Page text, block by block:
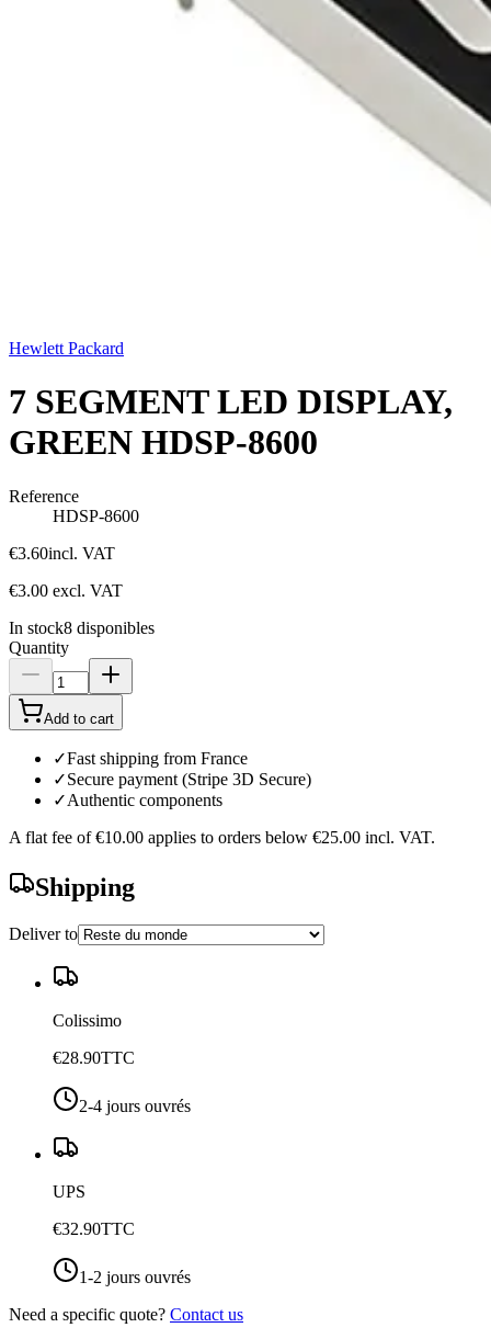
Hewlett Packard
7 SEGMENT LED DISPLAY,
GREEN HDSP-8600
Reference
HDSP-8600
€3.60incl. VAT
€3.00 excl. VAT
In stock8 disponibles
Quantity
Add to cart
✓Fast shipping from France
✓Secure payment (Stripe 3D Secure)
✓Authentic components
A flat fee of €10.00 applies to orders below €25.00 incl. VAT.
Shipping
Deliver to
Colissimo
€28.90TTC
2-4 jours ouvrés
UPS
€32.90TTC
1-2 jours ouvrés
Need a specific quote? Contact us